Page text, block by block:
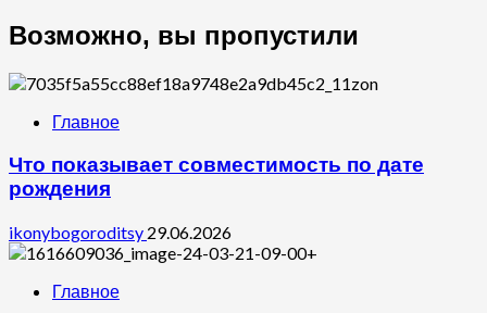
Возможно, вы пропустили
Главное
Что показывает совместимость по дате
рождения
ikonybogoroditsy 29.06.2026
Главное